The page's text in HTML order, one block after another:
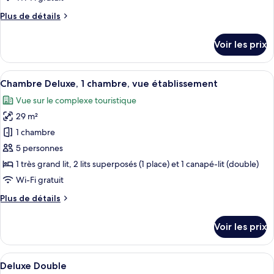
chambre :
Deluxe
Plus de détails
Plus
le
type
de
Chambre
Double
Deluxe
Voir les prix
Afficher
toutes
les
photos
pour
ce
type
de
chambre :
Chambre
chambre,
vue
Une chambre avec un lit superposé,
6
Chambre Deluxe, 1 chambre, vue établissement
Vue sur le complexe touristique
29 m²
1 chambre
5 personnes
1 très grand lit, 2 lits superposés (1 place) et 1 canapé-lit (double)
Wi-Fi gratuit
Plus de détails
Plus
le
type
de
Voir les prix
Afficher
Une chambre d’hôtel avec un
6
Deluxe Double